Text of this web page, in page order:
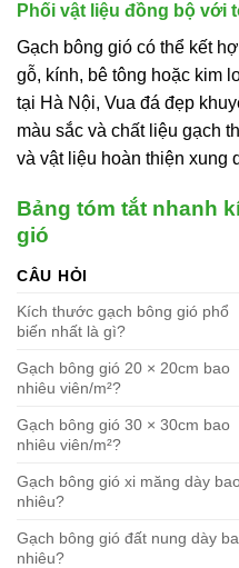
Phối vật liệu đồng bộ với
Gạch bông gió có thể kết
gỗ, kính, bê tông hoặc kim
tại Hà Nội, Vua đá đẹp
màu sắc và chất liệu gạch
và vật liệu hoàn thiện xung
Bảng tóm tắt nhanh
gió
CÂU HỎI
Kích thước gạch bông gió phổ
biến nhất là gì?
Gạch bông gió 20 × 20cm bao
nhiêu viên/m²?
Gạch bông gió 30 × 30cm bao
nhiêu viên/m²?
Gạch bông gió xi măng dày
nhiêu?
Gạch bông gió đất nung dày
nhiêu?